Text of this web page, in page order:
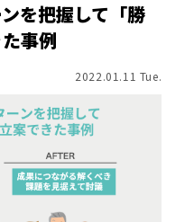
を把握して「勝
事例
2022.01.11 Tue.